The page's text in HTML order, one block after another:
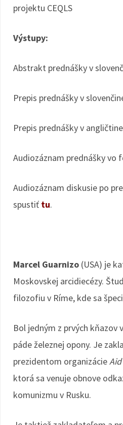
projektu CEQLS
Výstupy:
Abstrakt prednášky v
Prepis prednášky v
Prepis prednášky v
Audiozáznam prednášky vo
Audiozáznam diskusie po
spustiť tu.
Marcel Guarnizo (USA) je
Moskovskej arcidiecézy.
filozofiu v Ríme, kde sa
Bol jedným z prvých kňazov
páde železnej opony. Je
prezidentom organizácie
ktorá sa venuje obnove
komunizmu v Rusku.